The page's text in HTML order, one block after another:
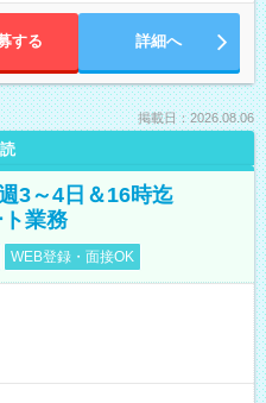
する 詳細へ
掲載日：2026.08.06
3～4日＆16時迄
業務
WEB登録・面接OK